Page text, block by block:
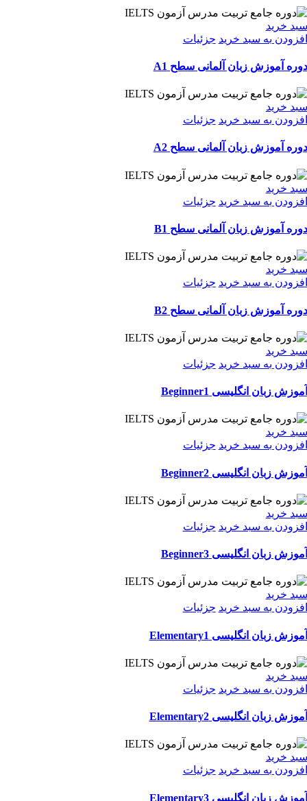
سبد خرید
افزودن به سبد خرید جزئیات
دوره آموزش زبان آلمانی سطح A1
سبد خرید
افزودن به سبد خرید جزئیات
دوره آموزش زبان آلمانی سطح A2
سبد خرید
افزودن به سبد خرید جزئیات
دوره آموزش زبان آلمانی سطح B1
سبد خرید
افزودن به سبد خرید جزئیات
دوره آموزش زبان آلمانی سطح B2
سبد خرید
افزودن به سبد خرید جزئیات
آموزش زبان انگلیسی Beginner1
سبد خرید
افزودن به سبد خرید جزئیات
آموزش زبان انگلیسی Beginner2
سبد خرید
افزودن به سبد خرید جزئیات
آموزش زبان انگلیسی Beginner3
سبد خرید
افزودن به سبد خرید جزئیات
آموزش زبان انگلیسی Elementary1
سبد خرید
افزودن به سبد خرید جزئیات
آموزش زبان انگلیسی Elementary2
سبد خرید
افزودن به سبد خرید جزئیات
آموزش زبان انگلیسی Elementary3